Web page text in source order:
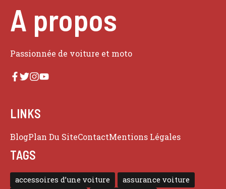
A propos
Passionnée de voiture et moto
LINKS
BlogPlan Du SiteContactMentions Légales
TAGS
accessoires d’une voiture
assurance voiture